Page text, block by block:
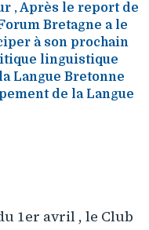
, Après le report de
Bretagne a le
à son prochain
linguistique
Langue Bretonne
de la Langue
1er avril , le Club